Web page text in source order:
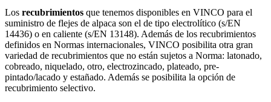
Los recubrimientos que tenemos disponibles en VINCO para el
suministro de flejes de alpaca son el de tipo electrolítico (s/EN
14436) o en caliente (s/EN 13148). Además de los recubrimientos
definidos en Normas internacionales, VINCO posibilita otra gran
variedad de recubrimientos que no están sujetos a Norma: latonado,
cobreado, niquelado, otro, electrozincado, plateado, pre-
pintado/lacado y estañado. Además se posibilita la opción de
recubrimiento selectivo.